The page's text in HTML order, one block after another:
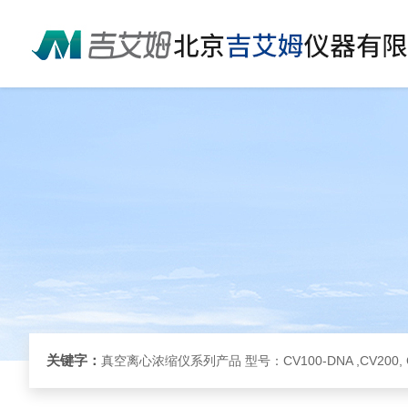
关键字：真空离心浓缩仪系列产品 型号：CV100-DNA ,CV200,